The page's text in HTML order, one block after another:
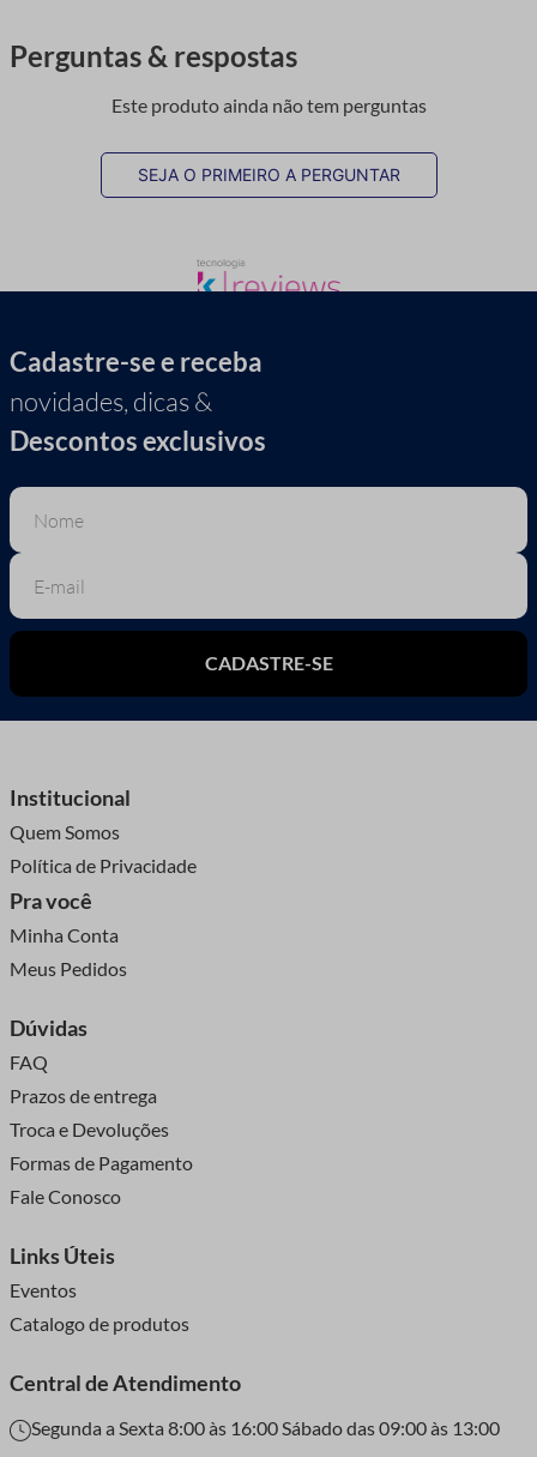
Perguntas & respostas
Este produto ainda não tem perguntas
SEJA O PRIMEIRO A PERGUNTAR
Cadastre-se e receba
novidades, dicas &
Descontos exclusivos
CADASTRE-SE
Institucional
Quem Somos
Política de Privacidade
Pra você
Minha Conta
Meus Pedidos
Dúvidas
FAQ
Prazos de entrega
Troca e Devoluções
Formas de Pagamento
Fale Conosco
Links Úteis
Eventos
Catalogo de produtos
Central de Atendimento
Segunda a Sexta 8:00 às 16:00 Sábado das 09:00 às 13:00